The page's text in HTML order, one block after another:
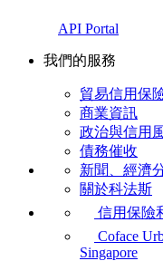
API Portal
我們的服務
貿易信用保
商業資訊
政治與信用
債務催收
新聞、經濟
關於科法斯
信用保險
Coface
Singapore